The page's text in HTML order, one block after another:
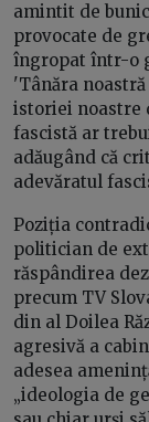
amintit de
provocate de
îngropat într-o
'Tânăra
istoriei noastre
fascistă ar
adăugând că
adevăratul
Poziția
politician de
răspândirea
precum TV
din al Doilea
agresivă a
adesea
„ideologia de